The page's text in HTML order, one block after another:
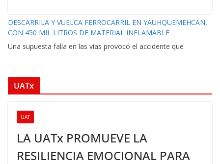
DESCARRILA Y VUELCA FERROCARRIL EN YAUHQUEMEHCAN,
CON 450 MIL LITROS DE MATERIAL INFLAMABLE
Una supuesta falla en las vías provocó el accidente que
UATx
UAT
LA UATx PROMUEVE LA
RESILIENCIA EMOCIONAL PARA